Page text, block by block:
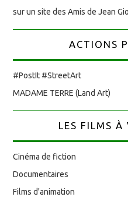
sur un site des Amis de Jean
ACTIONS
#PostIt #StreetArt
MADAME TERRE (Land Art)
LES FILMS À
Cinéma de fiction
Documentaires
Films d'animation